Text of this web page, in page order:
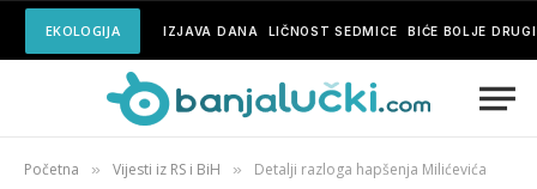
EKOLOGIJA IZJAVA DANA LIČNOST SEDMICE BIĆE BOLJE
Početna » Vijesti iz RS i BiH » Detalji razloga hapšenja Milićevića